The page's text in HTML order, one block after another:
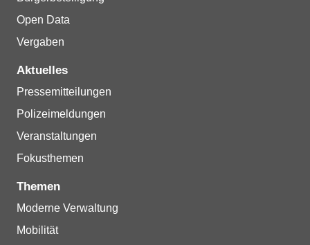
Open Data
Vergaben
Aktuelles
Pressemitteilungen
Polizeimeldungen
Veranstaltungen
Fokusthemen
Themen
Moderne Verwaltung
Mobilität